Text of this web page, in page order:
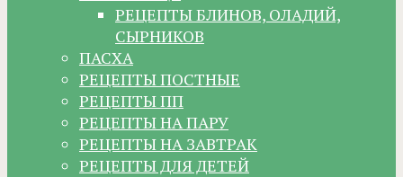
РЕЦЕПТЫ БЛИНОВ, ОЛАДИЙ,
СЫРНИКОВ
ПАСХА
РЕЦЕПТЫ ПОСТНЫЕ
РЕЦЕПТЫ ПП
РЕЦЕПТЫ НА ПАРУ
РЕЦЕПТЫ НА ЗАВТРАК
РЕЦЕПТЫ ДЛЯ ДЕТЕЙ